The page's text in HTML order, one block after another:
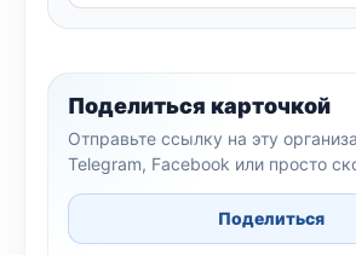
Поделиться карточкой
Отправьте ссылку на эту
Telegram, Facebook или просто
Поделиться